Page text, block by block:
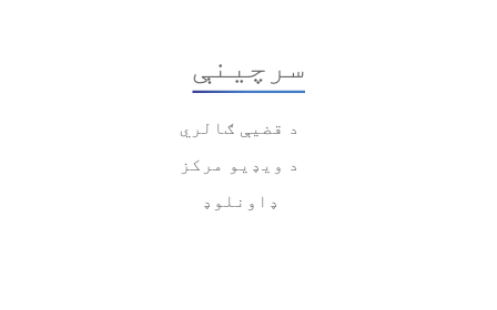
سرچینې
د قضیې ګالري
د ویډیو مرکز
ډاونلوډ